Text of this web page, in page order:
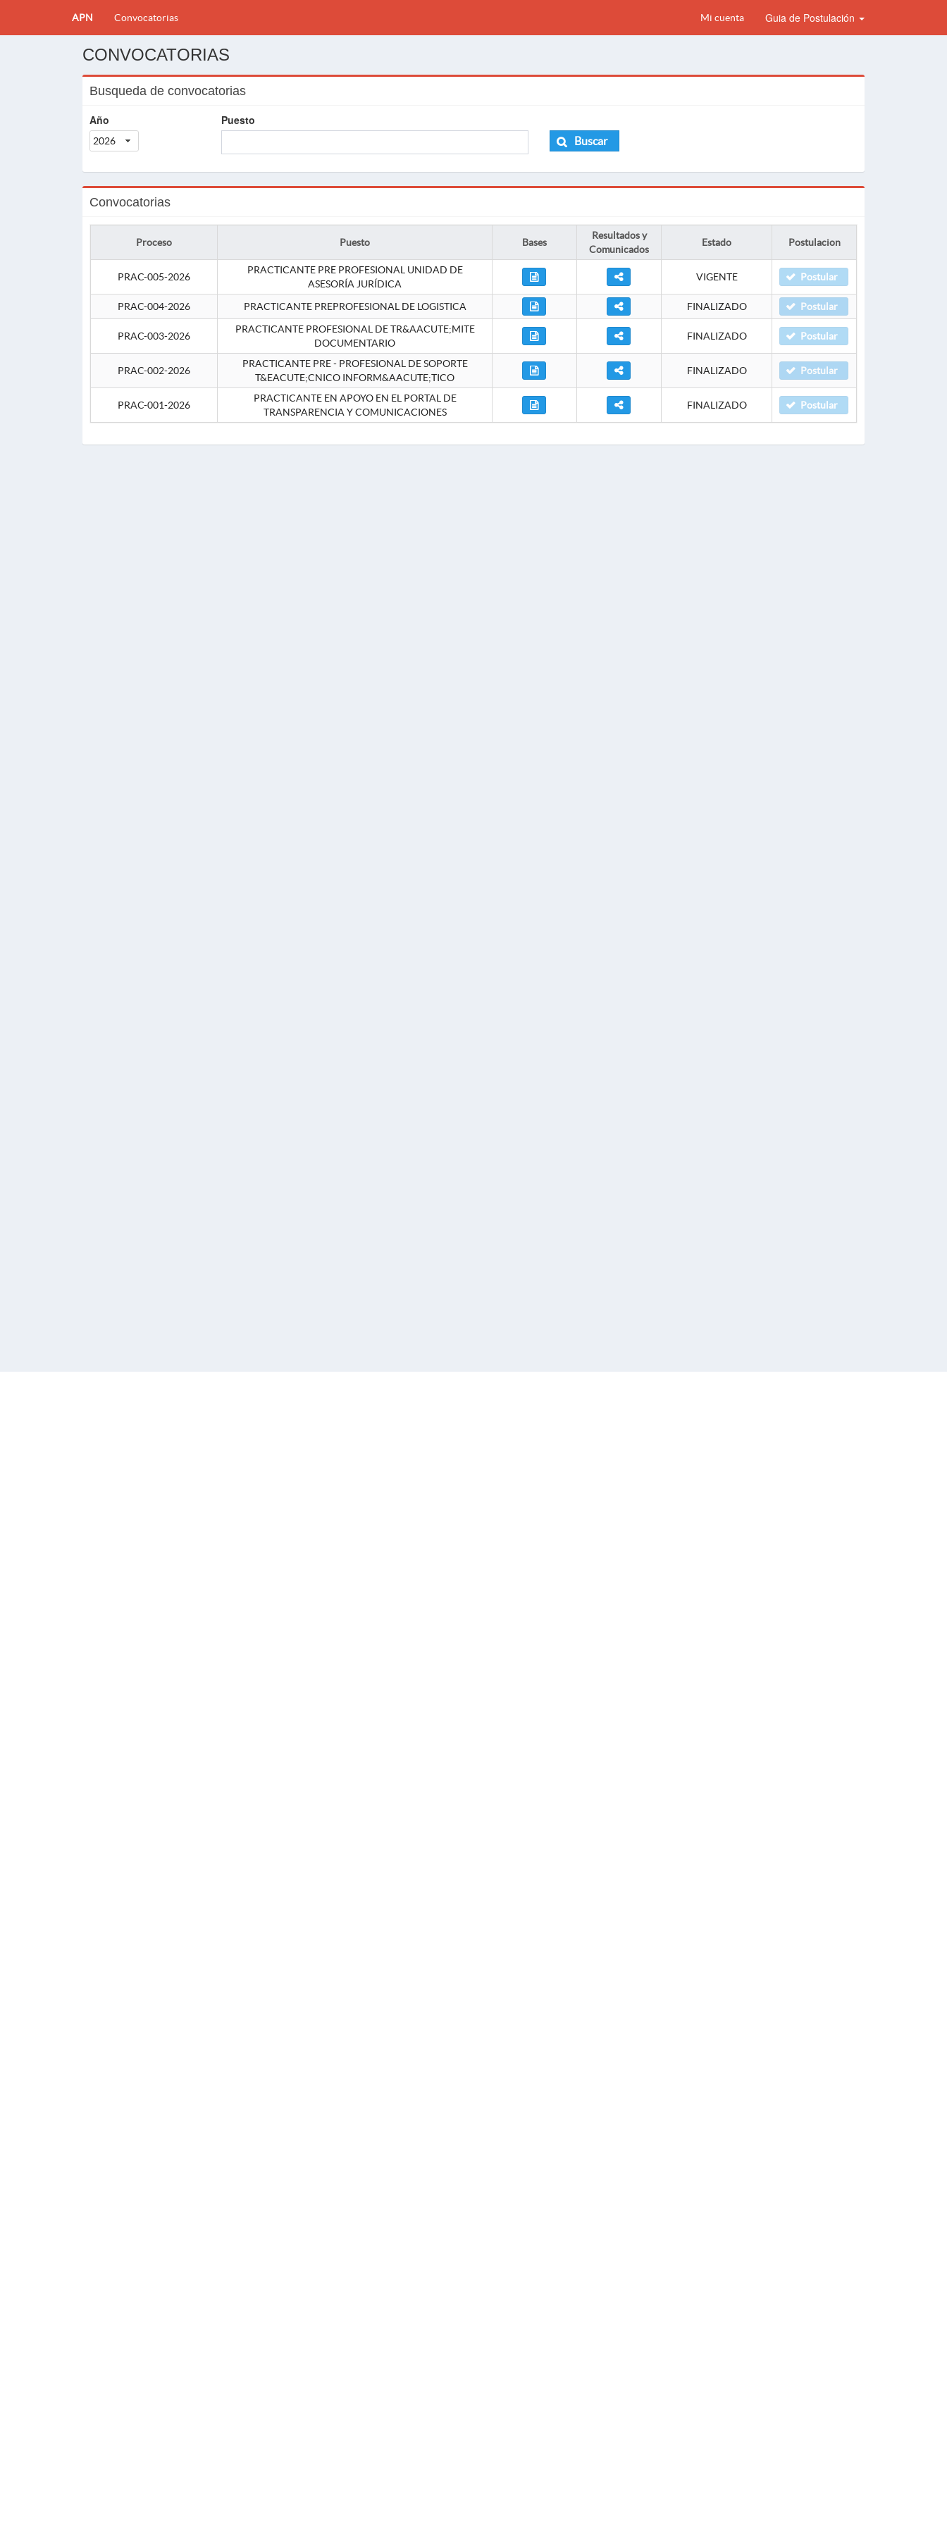
APN Convocatorias Mi cuenta Guia de Postulación
CONVOCATORIAS
Busqueda de convocatorias
Año
2026
Puesto
Buscar
Convocatorias
Proceso Puesto Bases
Resultados y
Comunicados
Estado Postulacion
PRAC-005-2026
PRACTICANTE PRE PROFESIONAL UNIDAD DE
ASESORÍA JURÍDICA
VIGENTE Postular
PRAC-004-2026 PRACTICANTE PREPROFESIONAL DE LOGISTICA FINALIZADO Postular
PRAC-003-2026
PRACTICANTE PROFESIONAL DE TR&AACUTE;MITE
DOCUMENTARIO
FINALIZADO Postular
PRAC-002-2026
PRACTICANTE PRE - PROFESIONAL DE SOPORTE
T&EACUTE;CNICO INFORM&AACUTE;TICO
FINALIZADO Postular
PRAC-001-2026
PRACTICANTE EN APOYO EN EL PORTAL DE
TRANSPARENCIA Y COMUNICACIONES
FINALIZADO Postular